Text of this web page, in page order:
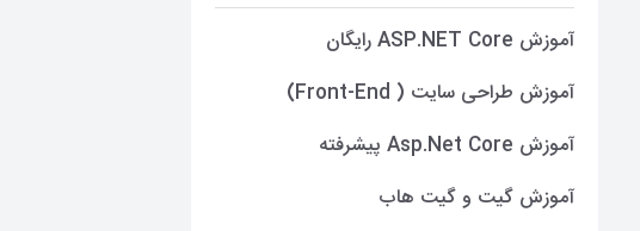
آموزش ASP.NET Core رایگان
آموزش طراحی سایت ( Front-End)
آموزش Asp.Net Core پیشرفته
آموزش گیت و گیت هاب